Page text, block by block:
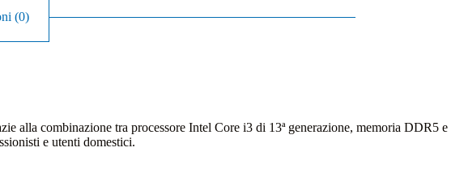
(0)
combinazione tra processore Intel Core i3 di 13ª generazione, memoria DDR5 e
e utenti domestici.